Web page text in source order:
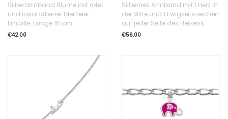
Silberarmband Blume mit roter
und rosafarbener bleifreier
Emaille. Länge 16 cm.
€42.00
Silbernes Armband mit 1 Herz in
der Mitte und 1 Ewigkeitszeichen
auf jeder Seite des Herzens.
€56.00